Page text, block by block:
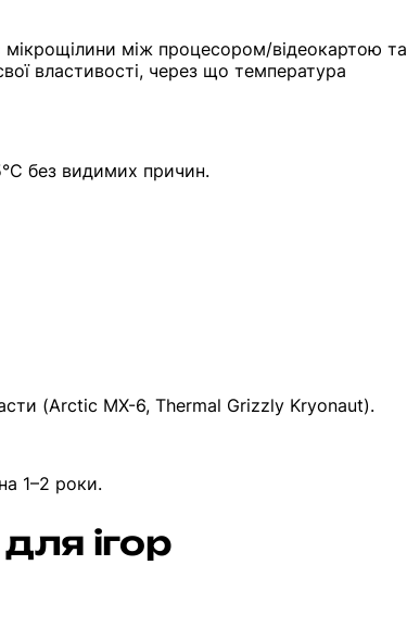
між процесором/відеокартою та
властивості, через що температура
без видимих причин.
(Arctic MX-6, Thermal Grizzly Kryonaut).
1–2 роки.
ігор